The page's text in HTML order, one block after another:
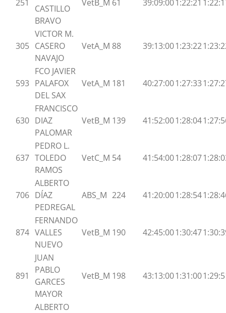
251
CASTILLO
BRAVO
VetB_M 61 39:09:001:22:21
305
VICTOR M.
CASERO
NAVAJO
VetA_M 88 39:13:001:23:22
593
FCO JAVIER
PALAFOX
DEL SAX
VetA_M 181 40:27:001:27:33
630
FRANCISCO
DIAZ
PALOMAR
VetB_M 139 41:52:001:28:04
637
PEDRO L.
TOLEDO
RAMOS
VetC_M 54 41:54:001:28:07
706
ALBERTO
DÍAZ
PEDREGAL
ABS_M 224 41:20:001:28:54
874
FERNANDO
VALLES
NUEVO
VetB_M 190 42:45:001:30:47
891
JUAN
PABLO
GARCES
MAYOR
VetB_M 198 43:13:001:31:00
ALBERTO